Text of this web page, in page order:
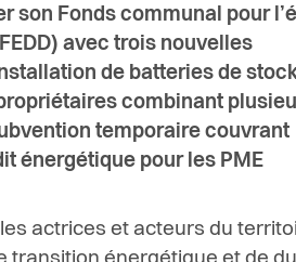
son Fonds communal pour
avec trois nouvelles
de batteries de
combinant
temporaire couvrant
énergétique pour les PME
actrices et acteurs du